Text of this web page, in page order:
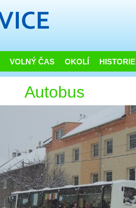
VOLNÝ ČAS OKOLÍ HISTORIE
Autobus